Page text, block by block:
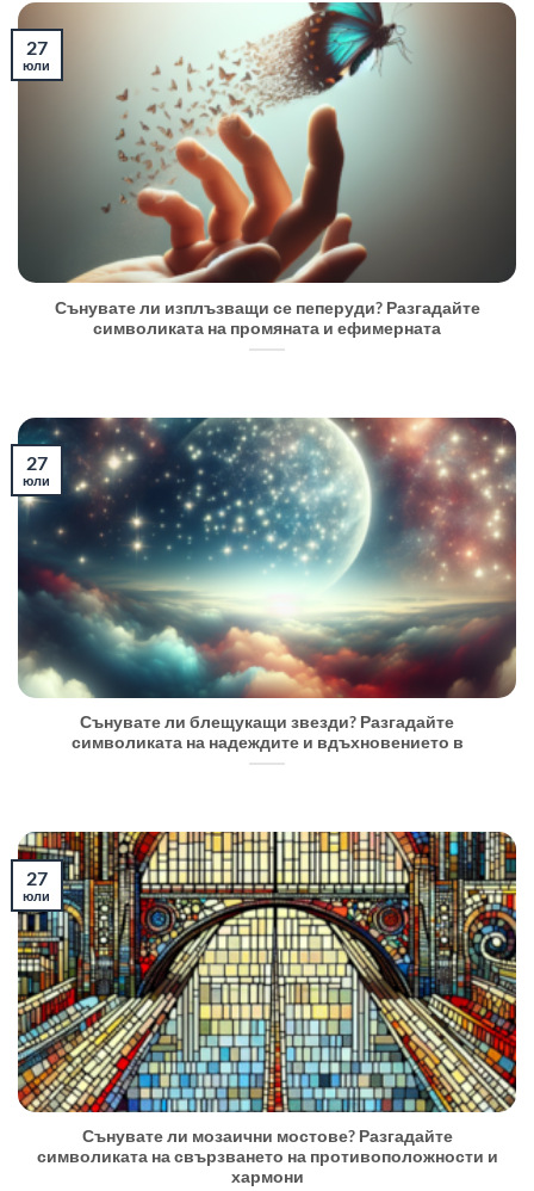
Сънувате ли изплъзващи се пеперуди? Разгадайте
символиката на промяната и ефимерната
27
юли
Сънувате ли блещукащи звезди? Разгадайте
символиката на надеждите и вдъхновението в
27
юли
Сънувате ли мозаични мостове? Разгадайте
символиката на свързването на противоположности и
хармони
27
юли